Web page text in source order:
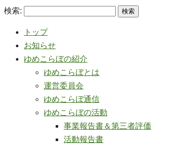
検索:
トップ
お知らせ
ゆめこらぼの紹介
ゆめこらぼとは
運営委員会
ゆめこらぼ通信
ゆめこらぼの活動
事業報告書＆第三者評価
活動報告書